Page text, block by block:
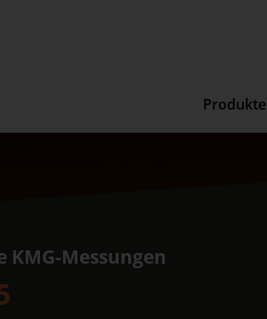
Produkte
Messungen